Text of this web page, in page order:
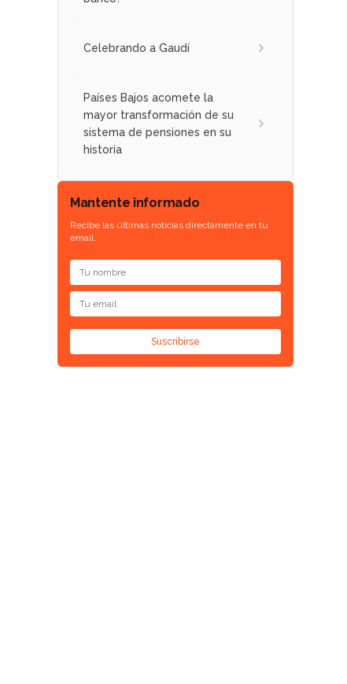
Celebrando a Gaudí
Países Bajos acomete la
mayor transformación de su
sistema de pensiones en su
historia
Mantente informado
Recibe las últimas noticias directamente en tu
email.
Suscribirse